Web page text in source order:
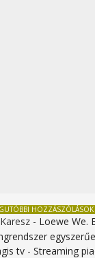
HOZZÁSZÓLÁSOK
- Loewe We.
tv -Streaming